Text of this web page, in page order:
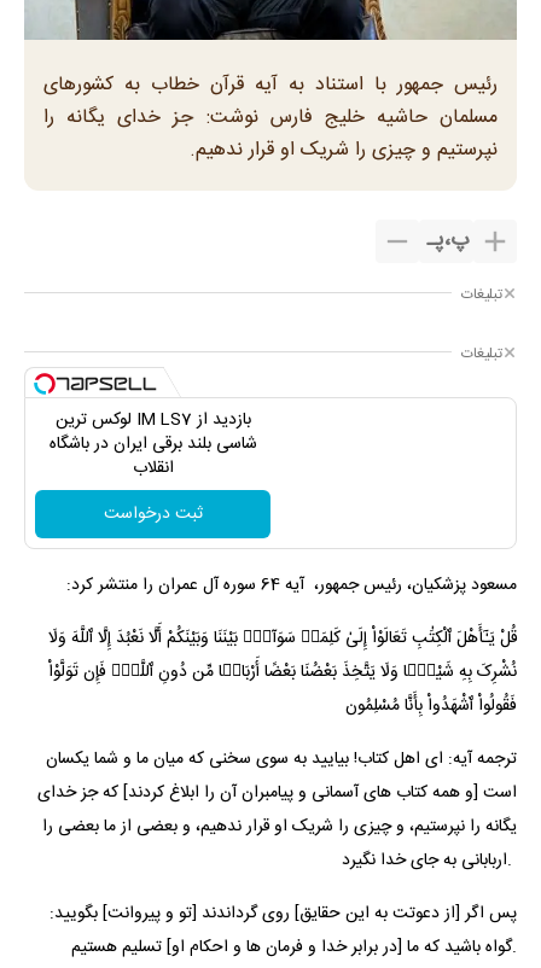
رئیس جمهور با استناد به آیه قرآن خطاب به کشورهای
مسلمان حاشیه خلیج فارس نوشت: جز خدای یگانه را
نپرستیم و چیزی را شریک او قرار ندهیم.
پ،پـ
تبلیغات
تبلیغات
بازدید از IM LS7 لوکس ترین
شاسی بلند برقی ایران در باشگاه
انقلاب
ثبت درخواست
:مسعود پزشکیان، رئیس جمهور، آیه 64 سوره آل عمران را منتشر کرد
قُلْ یَـٰٓأَهْلَ ٱلْکِتَٰبِ تَعَالَوْاْ إِلَىٰ کَلِمَةࣲ سَوَآءِۭ بَیْنَنَا وَبَیْنَکُمْ أَلَّا نَعْبُدَ إِلَّا ٱللَّهَ وَلَا
نُشْرِکَ بِهِ شَیْـࣰٔا وَلَا یَتَّخِذَ بَعْضُنَا بَعْضًا أَرْبَابࣰا مِّن دُونِ ٱللَّهِۚ فَإِن تَوَلَّوْاْ
فَقُولُواْ ٱشْهَدُواْ بِأَنَّا مُسْلِمُون
ترجمه آیه: ای اهل کتاب! بیایید به سوی سخنی که میان ما و شما یکسان
است [و همه کتاب های آسمانی و پیامبران آن را ابلاغ کردند] که جز خدای
یگانه را نپرستیم، و چیزی را شریک او قرار ندهیم، و بعضی از ما بعضی را
اربابانی به جای خدا نگیرد.
پس اگر [از دعوتت به این حقایق] روی گرداندند [تو و پیروانت] بگویید:
گواه باشید که ما [در برابر خدا و فرمان ها و احکام او] تسلیم هستیم.